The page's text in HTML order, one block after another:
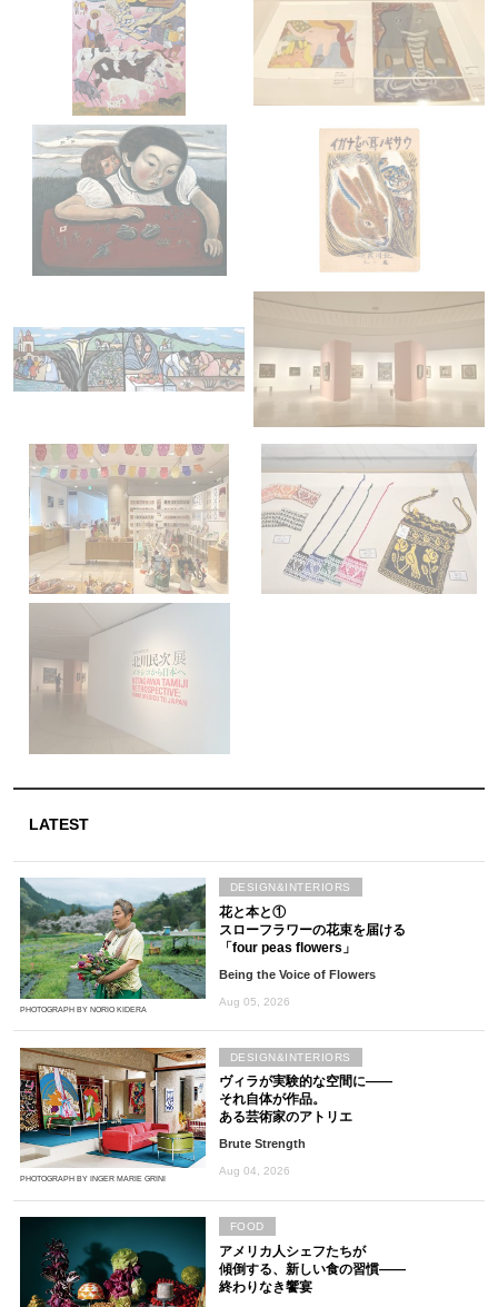
LATEST
PHOTOGRAPH BY NORIO KIDERA
花と本と①
スローフラワーの花束を届ける
「four peas flowers」
Being the Voice of Flowers
Aug 05, 2026
DESIGN&INTERIORS
PHOTOGRAPH BY INGER MARIE GRINI
ヴィラが実験的な空間に――
それ自体が作品。
ある芸術家のアトリエ
Brute Strength
Aug 04, 2026
DESIGN&INTERIORS
アメリカ人シェフたちが
傾倒する、新しい食の習慣――
終わりなき饗宴
FOOD